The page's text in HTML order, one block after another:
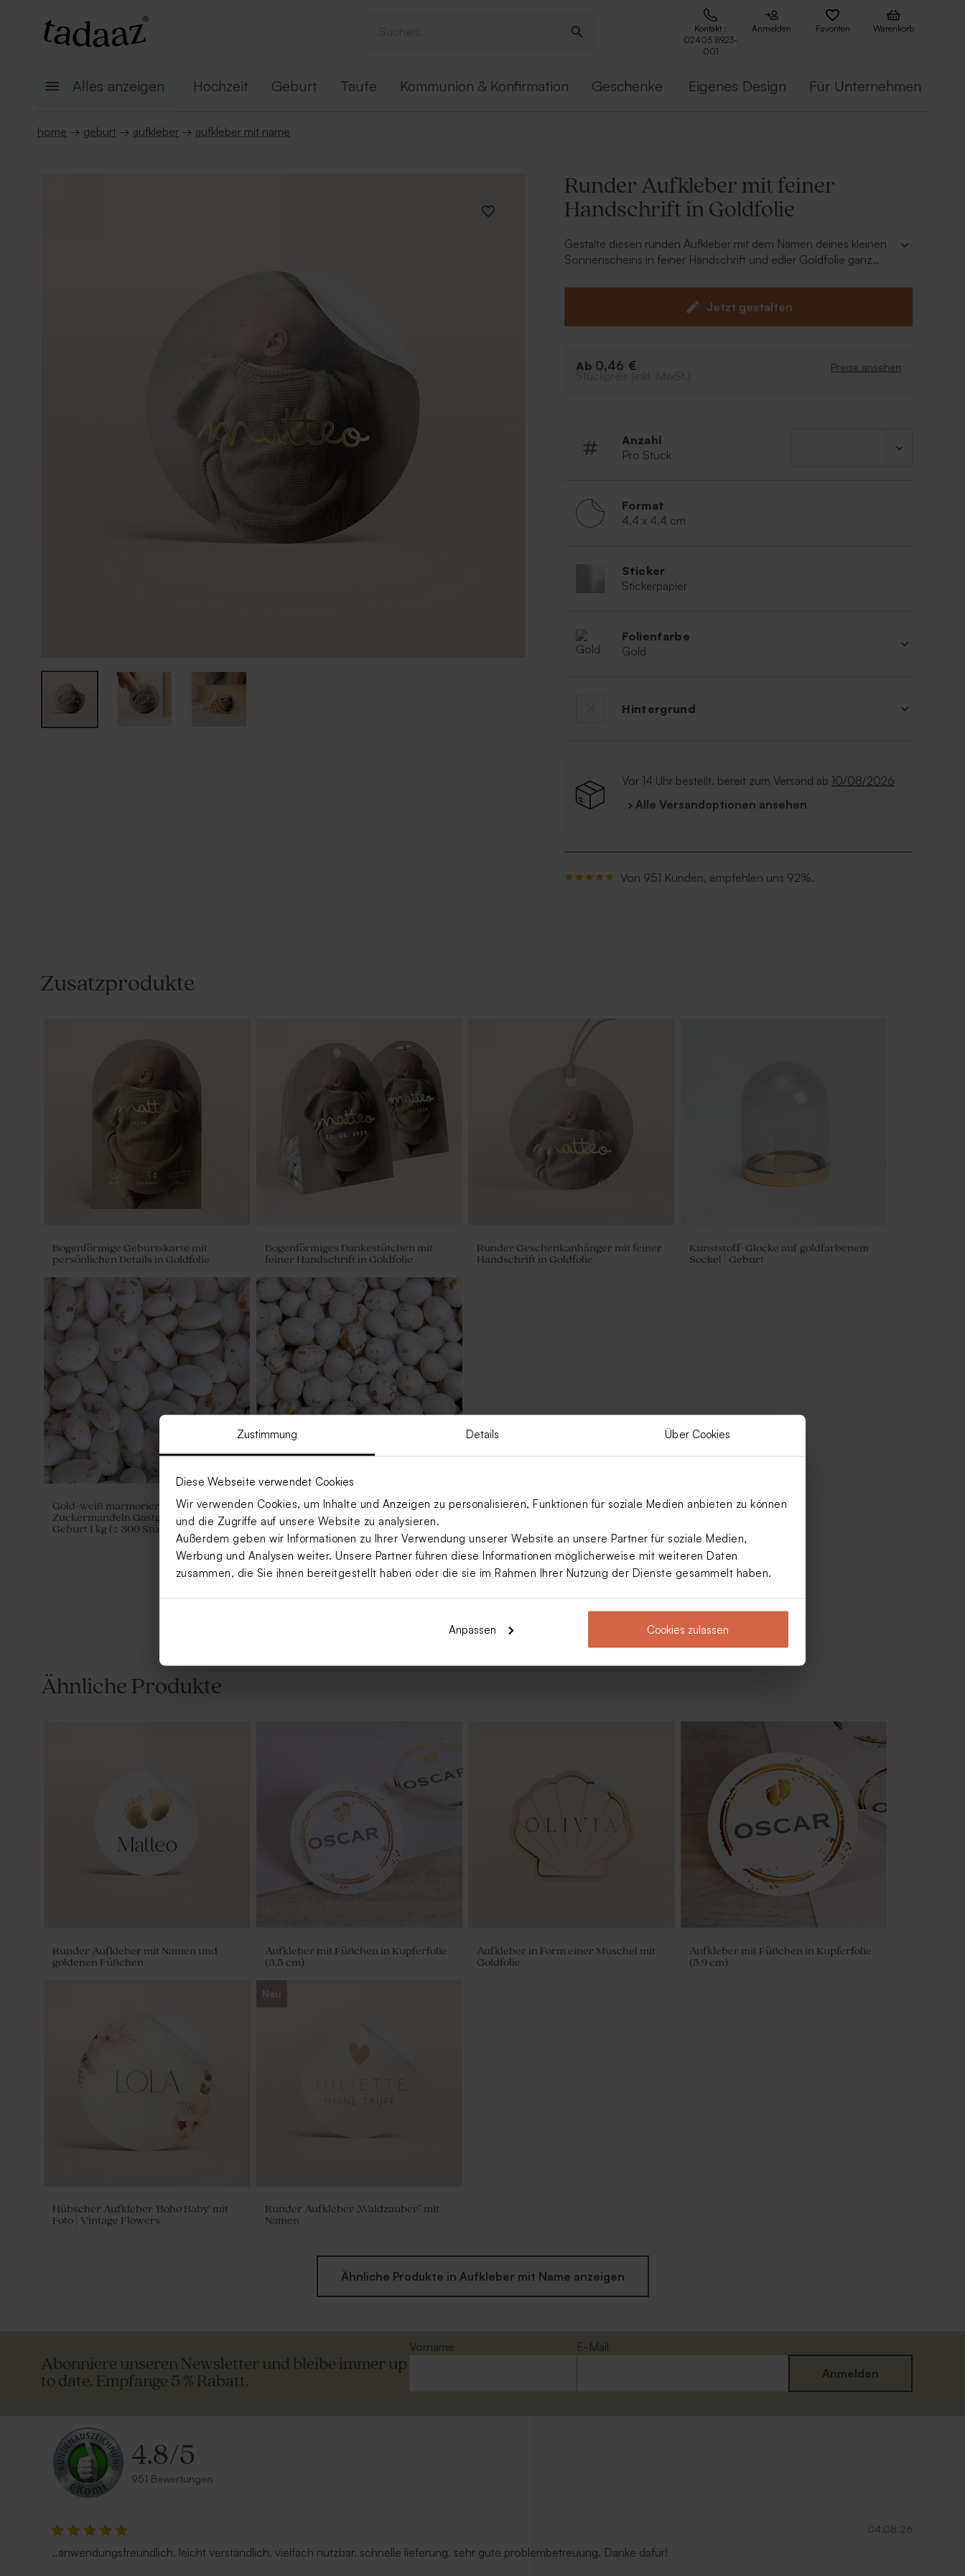
Zustimmung Details Über Cookies
Diese Webseite verwendet Cookies
Wir verwenden Cookies, um Inhalte und Anzeigen zu personalisieren, Funktionen für soziale Medien anbieten zu können
und die Zugriffe auf unsere Website zu analysieren.
Außerdem geben wir Informationen zu Ihrer Verwendung unserer Website an unsere Partner für soziale Medien,
Werbung und Analysen weiter. Unsere Partner führen diese Informationen möglicherweise mit weiteren Daten
zusammen, die Sie ihnen bereitgestellt haben oder die sie im Rahmen Ihrer Nutzung der Dienste gesammelt haben.
Anpassen Cookies zulassen
Kontakt :
02405 8923-
001
Anmelden Favoriten Warenkorb
Alles anzeigen Hochzeit Geburt Taufe Kommunion & Konfirmation Geschenke Eigenes Design Für Unternehmen
home → geburt → aufkleber → aufkleber mit name
Runder Aufkleber mit feiner
Handschrift in Goldfolie
Gestalte diesen runden Aufkleber mit dem Namen deines kleinen
Sonnenscheins in feiner Handschrift und edler Goldfolie ganz
oder Umschläge stilvoll zu verzieren. Zusammen mit den
passenden Geburts- oder Taufkarten entsteht ein harmonisches
Gesamtkonzept für diesen besonderen Anlass.
Jetzt gestalten
Ab 0,46 € Preise ansehen
Anzahl
Pro Stück
Format
4,4 x 4,4 cm
Sticker
Stickerpapier
Folienfarbe
Gold
Hintergrund
Vor 14 Uhr bestellt, bereit zum Versand ab 10/08/2026
› Alle Versandoptionen ansehen
Von 951 Kunden, empfehlen uns 92%.
Zusatzprodukte
Bogenförmige Geburtskarte mit
persönlichen Details in Goldfolie
Bogenförmiges Dankestütchen mit
feiner Handschrift in Goldfolie
Runder Geschenkanhänger mit feiner
Handschrift in Goldfolie
Kunststoff-Glocke auf goldfarbenem
Sockel | Geburt
Gold-weiß marmorierte
Zuckermandeln Gastgeschenk zur
Geburt 1 kg (± 300 Stück)
Goldmarmorierte Schokolinsen als
Gastgeschenk zur Taufe 750 g (± 425
Stück)
Süßes Gastgeschenk Geburt
'Goldbärchen' mit goldenem Deckel
Schickes Gastgeschenk Geburt
'Golden' mit goldenem Deckel
Kunststoff-Röhrchen Verschluss Gold
Goldene Metalldose für
Gastgeschenke
Biologische Samenbomben Geld pro
25 Stück
Ähnliche Produkte
Runder Aufkleber mit Namen und
goldenen Füßchen
Aufkleber mit Füßchen in Kupferfolie
(3,5 cm)
Aufkleber in Form einer Muschel mit
Goldfolie
Aufkleber mit Füßchen in Kupferfolie
(5,9 cm)
Hübscher Aufkleber 'Boho Baby' mit
Foto | Vintage Flowers
Neu
Runder Aufkleber „Waldzauber” mit
Namen
Ähnliche Produkte in Aufkleber mit Name anzeigen
Abonniere unseren Newsletter und bleibe immer up
to date. Empfange 5 % Rabatt.
Vorname
E-Mail
Anmelden
4.8/5
951 Bewertungen
04.08.26
..anwendungsfreundlich. leicht verständlich. vielfach nutzbar. schnelle lieferung. sehr gute problembetreuung. Danke dafür!